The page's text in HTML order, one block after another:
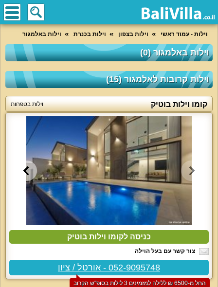
וילות - עמוד ראשי וילות בצפון וילות בכנרת וילות באלמגור
וילות באלמגור (0)
וילות קרובות לאלמגור (15)
קומו וילות בוטיק וילות בטפחות
כניסה לקומו וילות בוטיק
צור קשר עם בעל הוילה
052-9095748 - אורטל / ציון
החל מ-‏6500 ₪ ללילה למזמינים 3 לילות בסופ"ש הקרוב